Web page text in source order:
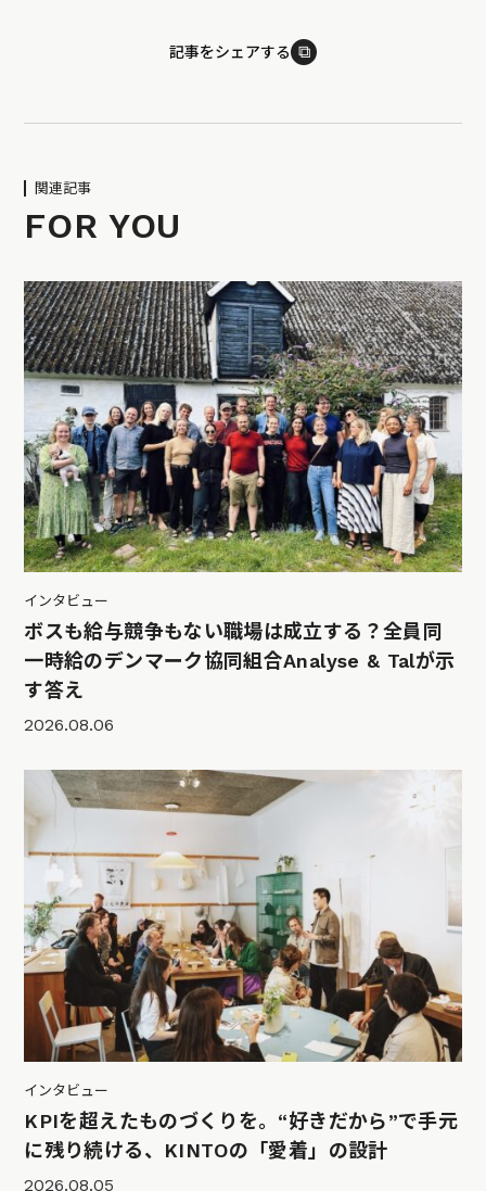
記事をシェアする ⧉
関連記事
FOR YOU
インタビュー
ボスも給与競争もない職場は成立する？全員同
一時給のデンマーク協同組合Analyse & Talが示
す答え
2026.08.06
インタビュー
KPIを超えたものづくりを。“好きだから”で手元
に残り続ける、KINTOの「愛着」の設計
2026.08.05